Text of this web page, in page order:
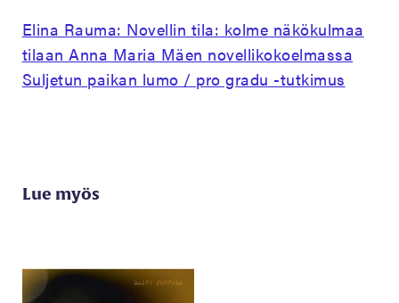
Elina Rauma: Novellin tila: kolme näkökulmaa
tilaan Anna Maria Mäen novellikokoelmassa
Suljetun paikan lumo / pro gradu -tutkimus
Lue myös